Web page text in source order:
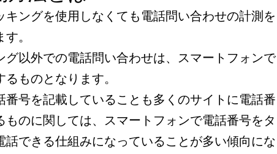
キングを使用しなくても電話問い合わせの計測を
。
グ以外での電話問い合わせは、スマートフォンで
ものとなります。
番号を記載していることも多くのサイトに電話番
ものに関しては、スマートフォンで電話番号をタ
話できる仕組みになっていることが多い傾向にな